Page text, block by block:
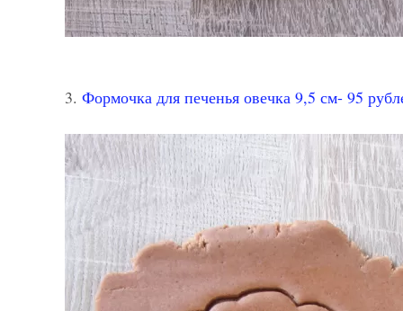
3. Формочка для печенья овечка 9,5 см- 95